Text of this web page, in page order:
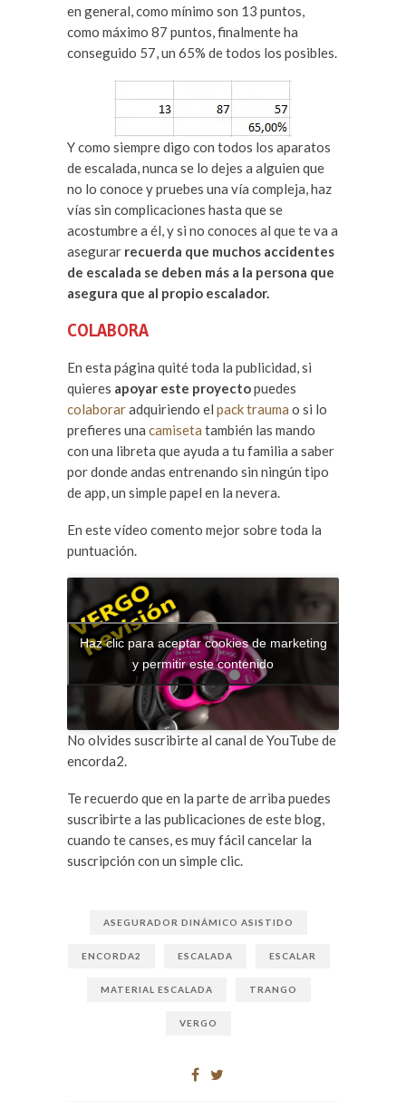
en general, como mínimo son 13 puntos,
como máximo 87 puntos, finalmente ha
conseguido 57, un 65% de todos los posibles.
Y como siempre digo con todos los aparatos
de escalada, nunca se lo dejes a alguien que
no lo conoce y pruebes una vía compleja, haz
vías sin complicaciones hasta que se
acostumbre a él, y si no conoces al que te va a
asegurar recuerda que muchos accidentes
de escalada se deben más a la persona que
asegura que al propio escalador.
COLABORA
En esta página quité toda la publicidad, si
quieres apoyar este proyectopuedes
colaboraradquiriendo el pack trauma o si lo
prefieres una camiseta también las mando
con una libreta que ayuda a tu familia a saber
por donde andas entrenando sin ningún tipo
de app, un simple papel en la nevera.
En este vídeo comento mejor sobre toda la
puntuación.
Haz clic para aceptar cookies de marketing
y permitir este contenido
No olvides suscribirte al canal de YouTube de
encorda2.
Te recuerdo que en la parte de arriba puedes
suscribirte a las publicaciones de este blog,
cuando te canses, es muy fácil cancelar la
suscripción con un simple clic.
ASEGURADOR DINÁMICO ASISTIDO
ENCORDA2 ESCALADA ESCALAR
MATERIAL ESCALADA TRANGO
VERGO